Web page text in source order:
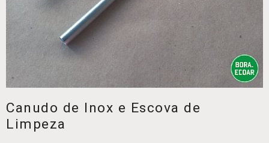
Canudo de Inox e Escova de
Limpeza